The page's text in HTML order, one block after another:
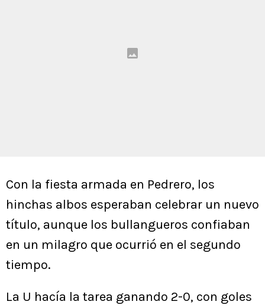
Con la fiesta armada en Pedrero, los
hinchas albos esperaban celebrar un nuevo
título, aunque los bullangueros confiaban
en un milagro que ocurrió en el segundo
tiempo.
La U hacía la tarea ganando 2-0, con goles